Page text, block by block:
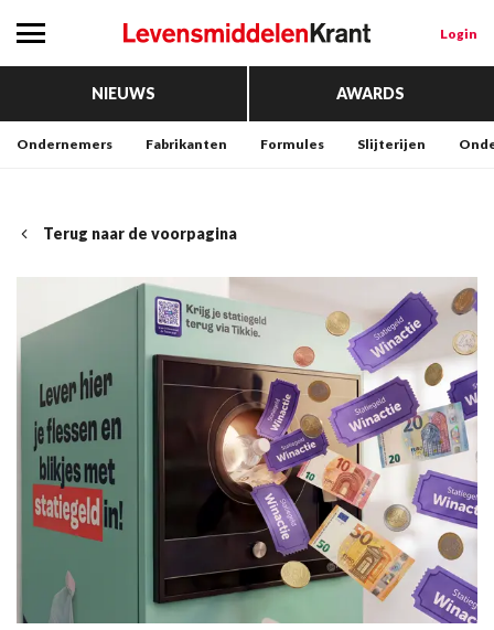
Login
NIEUWS AWARDS
Ondernemers Fabrikanten Formules Slijterijen
Terug naar de voorpagina